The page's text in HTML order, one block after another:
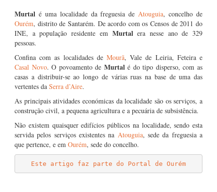
Murtal é uma localidade da freguesia deAtouguia, concelho de
Ourém, distrito de Santarém. De acordo com os Censos de 2011 do
INE, a população residente em Murtalera nesse ano de 329
pessoas.
Confina com as localidades de Mourã, Vale de Leiria, Feteira e
Casal Novo. O povoamento de Murtalé do tipo disperso, com as
casas a distribuir-se ao longo de várias ruas na base de uma das
vertentes da Serra d’Aire.
As principais atividades económicas da localidade são os serviços, a
construção civil, a pequena agricultura e a pecuária de subsistência.
Não existem quaisquer edifícios públicos na localidade, sendo esta
servida pelos serviços existentes na Atouguia, sede da freguesia a
que pertence, e em Ourém, sede do concelho.
Este artigo faz parte do Portal de Ourém